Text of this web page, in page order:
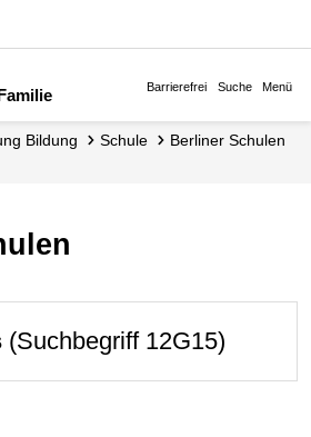
Barrierefrei Suche Menü
Bildung Schule
Berliner Schulen
(Suchbegriff 12G15)